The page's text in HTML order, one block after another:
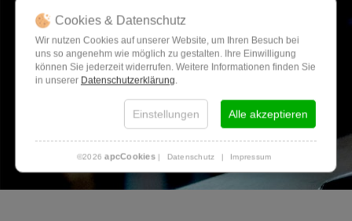
Cookies & Datenschutz
Wir nutzen Cookies auf unserer Website, um Ihren Besuch bei
uns so angenehm wie möglich zu gestalten. Ihre Einwilligung
können Sie jederzeit widerrufen. Weitere Informationen finden Sie
in unserer Datenschutzerklärung.
Einstellungen Alle akzeptieren
©2026apcCookies| Datenschutz | Impressum